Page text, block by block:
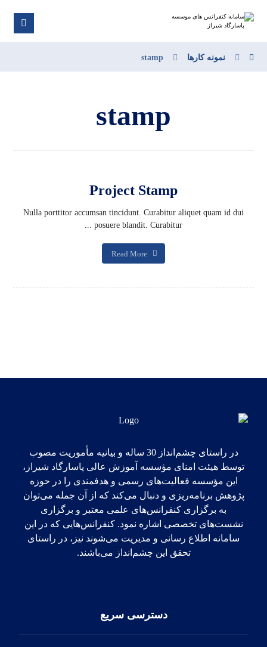
نمونه کارها stamp
stamp
Project Stamp
Nulla porttitor accumsan tincidunt. Curabitur aliquet quam id dui
posuere blandit. Curabitur ...
Read More
در راستای چشم‌انداز 30 ساله و بیانیه مأموریت مصوب
توسط هیئت امنای مؤسسه آموزش عالی پاسارگاد شیراز،
این مؤسسه فعالیت‌های‌ رسمی و هدفمندی را در حوزه
پژوهش برنامه‌ریزی و دنبال می‌کند که از آن جمله می‌توان
به برگزاری کنفرانس‌های علمی معتبر و برگزاری
نشست‌های تخصصی اشاره نمود. کنفرانس‌هایی که در این
سامانه اطلاع رسانی و مدیریت می‌شوند نیز، در راستای
تحقق این چشم‌انداز می‌باشند.
دسترسی سریع